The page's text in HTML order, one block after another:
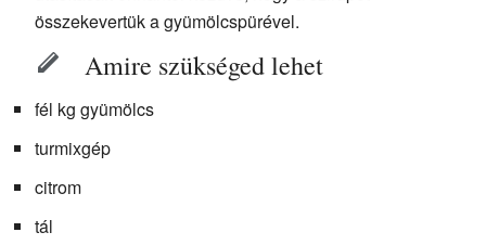
összekevertük a gyümölcspürével.
Amire szükséged lehet
fél kg gyümölcs
turmixgép
citrom
tál